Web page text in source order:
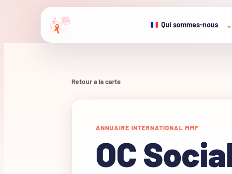
Qui sommes-nous ⌄
Retour a la carte
ANNUAIRE INTERNATIONAL MMF
OC